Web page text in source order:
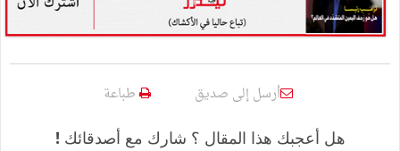
أرسل إلى صديق طباعة
هل أعجبك هذا المقال ؟ شارك مع أصدقائك !